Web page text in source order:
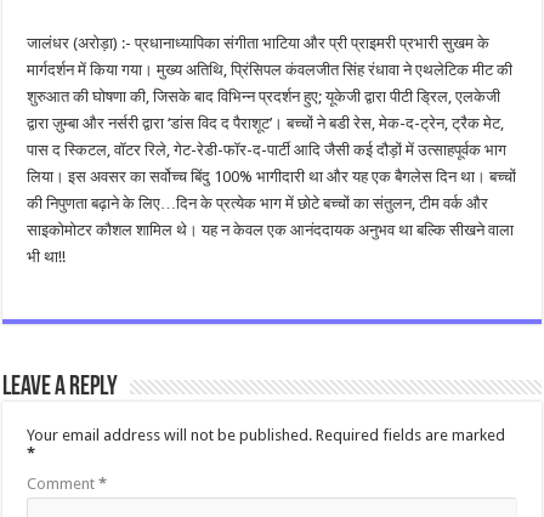
जालंधर (अरोड़ा) :- प्रधानाध्यापिका संगीता भाटिया और प्री प्राइमरी प्रभारी सुखम के
मार्गदर्शन में किया गया। मुख्य अतिथि, प्रिंसिपल कंवलजीत सिंह रंधावा ने एथलेटिक मीट की
शुरुआत की घोषणा की, जिसके बाद विभिन्न प्रदर्शन हुए; यूकेजी द्वारा पीटी ड्रिल, एलकेजी
द्वारा ज़ुम्बा और नर्सरी द्वारा ‘डांस विद द पैराशूट’। बच्चों ने बडी रेस, मेक-द-ट्रेन, ट्रैक मेट,
पास द स्किटल, वॉटर रिले, गेट-रेडी-फॉर-द-पार्टी आदि जैसी कई दौड़ों में उत्साहपूर्वक भाग
लिया। इस अवसर का सर्वोच्च बिंदु 100% भागीदारी था और यह एक बैगलेस दिन था। बच्चों
की निपुणता बढ़ाने के लिए…दिन के प्रत्येक भाग में छोटे बच्चों का संतुलन, टीम वर्क और
साइकोमोटर कौशल शामिल थे। यह न केवल एक आनंददायक अनुभव था बल्कि सीखने वाला
भी था!!
Leave a Reply
Your email address will not be published. Required fields are marked
*
Comment*